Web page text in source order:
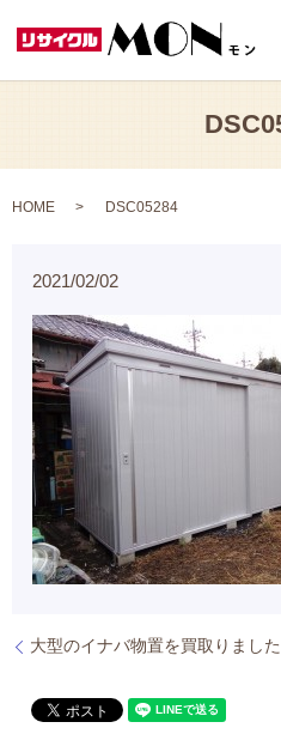
HOME DSC05284
2021/02/02
大型のイナバ物置を買取りまし